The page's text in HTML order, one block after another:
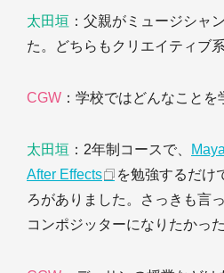
太田垣 ：父親がミュージシャ
た。どちらもクリエイティブ
CGW ：学校ではどんなことを
太田垣 ：2年制コースで、 Maya
After Effects
を勉強するだけ
ろがありました。さっきも言
コンポジッターになりたかった